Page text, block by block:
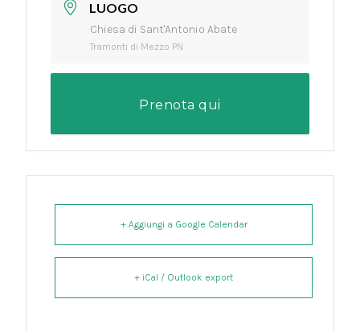
LUOGO
Chiesa di Sant'Antonio Abate
Tramonti di Mezzo PN
Prenota qui
+ Aggiungi a Google Calendar
+ iCal / Outlook export